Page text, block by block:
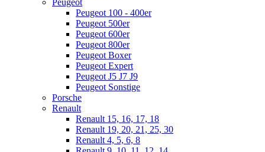
Peugeot
Peugeot 100 - 400er
Peugeot 500er
Peugeot 600er
Peugeot 800er
Peugeot Boxer
Peugeot Expert
Peugeot J5 J7 J9
Peugeot Sonstige
Porsche
Renault
Renault 15, 16, 17, 18
Renault 19, 20, 21, 25, 30
Renault 4, 5, 6, 8